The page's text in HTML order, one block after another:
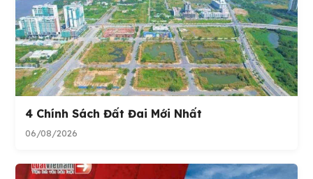
4 Chính Sách Đất Đai Mới Nhất
06/08/2026